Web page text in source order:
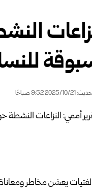
10/21 9:52 صباحًا
يعشن مخاطر ومعاناة